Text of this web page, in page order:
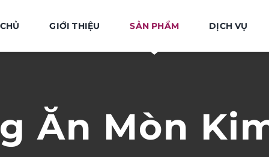
GIỚI THIỆU SẢN PHẨM DỊCH VỤ
Ăn Mòn